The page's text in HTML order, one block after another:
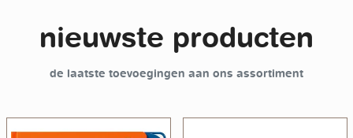
nieuwste producten
de laatste toevoegingen aan ons assortiment